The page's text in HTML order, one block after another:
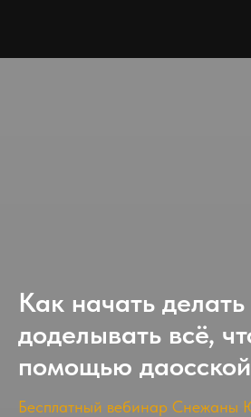
Как начать делать
доделывать всё,
помощью
Бесплатный вебинар